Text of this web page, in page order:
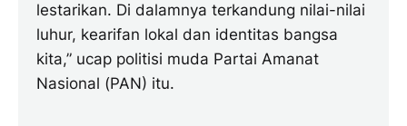
lestarikan. Di dalamnya terkandung nilai-nilai
luhur, kearifan lokal dan identitas bangsa
kita,” ucap politisi muda Partai Amanat
Nasional (PAN) itu.